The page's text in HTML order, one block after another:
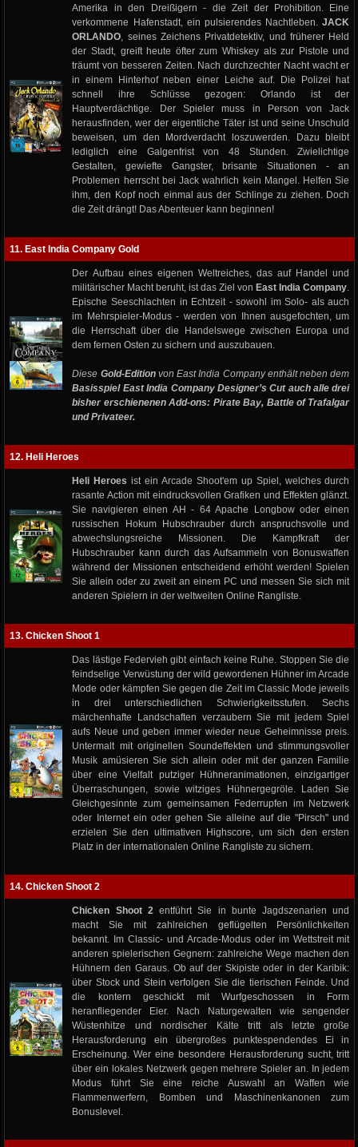
Amerika in den Dreißigern - die Zeit der Prohibition. Eine
verkommene Hafenstadt, ein pulsierendes Nachtleben.JACK
ORLANDO, seines Zeichens Privatdetektiv, und früherer Held
der Stadt, greift heute öfter zum Whiskey als zur Pistole und
träumt von besseren Zeiten. Nach durchzechter Nacht wacht er
in einem Hinterhof neben einer Leiche auf. Die Polizei hat
schnell ihre Schlüsse gezogen: Orlando ist der
Hauptverdächtige. Der Spieler muss in Person von Jack
herausfinden, wer der eigentliche Täter ist und seine Unschuld
beweisen, um den Mordverdacht loszuwerden. Dazu bleibt
lediglich eine Galgenfrist von 48 Stunden. Zwielichtige
Gestalten, gewiefte Gangster, brisante Situationen - an
Problemen herrscht bei Jack wahrlich kein Mangel. Helfen Sie
ihm, den Kopf noch einmal aus der Schlinge zu ziehen. Doch
die Zeit drängt! Das Abenteuer kann beginnen!
11. East India Company Gold
Der Aufbau eines eigenen Weltreiches, das auf Handel und
militärischer Macht beruht, ist das Ziel von East India Company.
Epische Seeschlachten in Echtzeit - sowohl im Solo- als auch
im Mehrspieler-Modus - werden von Ihnen ausgefochten, um
die Herrschaft über die Handelswege zwischen Europa und
dem fernen Osten zu sichern und auszubauen.
Diese Gold-Edition von East India Company enthält neben dem
Basisspiel East India Company Designer’s Cut auch alle drei
bisher erschienenen Add-ons: Pirate Bay, Battle of Trafalgar
und Privateer.
12. Heli Heroes
Heli Heroes ist ein Arcade Shoot'em up Spiel, welches durch
rasante Action mit eindrucksvollen Grafiken und Effekten glänzt.
Sie navigieren einen AH - 64 Apache Longbow oder einen
russischen Hokum Hubschrauber durch anspruchsvolle und
abwechslungsreiche Missionen. Die Kampfkraft der
Hubschrauber kann durch das Aufsammeln von Bonuswaffen
während der Missionen entscheidend erhöht werden! Spielen
Sie allein oder zu zweit an einem PC und messen Sie sich mit
anderen Spielern in der weltweiten Online Rangliste.
13. Chicken Shoot 1
Das lästige Federvieh gibt einfach keine Ruhe. Stoppen Sie die
feindselige Verwüstung der wild gewordenen Hühner im Arcade
Mode oder kämpfen Sie gegen die Zeit im Classic Mode jeweils
in drei unterschiedlichen Schwierigkeitsstufen. Sechs
märchenhafte Landschaften verzaubern Sie mit jedem Spiel
aufs Neue und geben immer wieder neue Geheimnisse preis.
Untermalt mit originellen Soundeffekten und stimmungsvoller
Musik amüsieren Sie sich allein oder mit der ganzen Familie
über eine Vielfalt putziger Hühneranimationen, einzigartiger
Überraschungen, sowie witziges Hühnergegröle. Laden Sie
Gleichgesinnte zum gemeinsamen Federrupfen im Netzwerk
oder Internet ein oder gehen Sie alleine auf die "Pirsch" und
erzielen Sie den ultimativen Highscore, um sich den ersten
Platz in der internationalen Online Rangliste zu sichern.
14. Chicken Shoot 2
Chicken Shoot 2entführt Sie in bunte Jagdszenarien und
macht Sie mit zahlreichen geflügelten Persönlichkeiten
bekannt. Im Classic- und Arcade-Modus oder im Wettstreit mit
anderen spielerischen Gegnern: zahlreiche Wege machen den
Hühnern den Garaus. Ob auf der Skipiste oder in der Karibik:
über Stock und Stein verfolgen Sie die tierischen Feinde. Und
die kontern geschickt mit Wurfgeschossen in Form
heranfliegender Eier. Nach Naturgewalten wie sengender
Wüstenhitze und nordischer Kälte tritt als letzte große
Herausforderung ein übergroßes punktespendendes Ei in
Erscheinung. Wer eine besondere Herausforderung sucht, tritt
über ein lokales Netzwerk gegen mehrere Spieler an. In jedem
Modus führt Sie eine reiche Auswahl an Waffen wie
Flammenwerfern, Bomben und Maschinenkanonen zum
Bonuslevel.